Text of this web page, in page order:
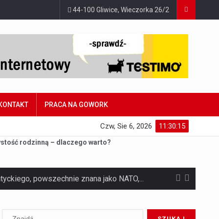
44-100 Gliwice, Wieczorka 26/2
PRACA NA GOWORK
11:30:16
Czw, Sie 6, 2026
rodzinną – dlaczego warto?
Czym jest Organizacja Traktatu Północnoatlantyckiego? Organizacja Traktatu Północnoatlantyckiego, powszechnie znana jako NATO, to międzynarodowy sojusz polityczno-wojskowy, który powstał 4 kwietnia 1949 roku. Został założony przez…